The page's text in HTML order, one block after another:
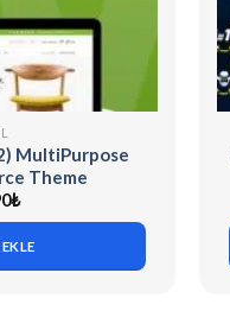
MultiPurpose
Theme
₺